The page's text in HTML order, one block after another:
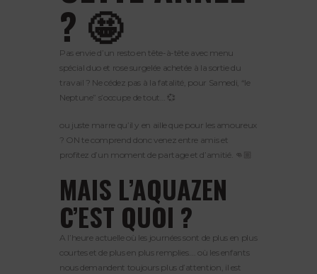
? 🤩
Pas envie d’un resto en tête-à-tête avec menu
spécial duo et rose surgelée achetée à la sortie du
travail ? Ne cédez pas à la fatalité, pour Samedi, “le
Neptune” s’occupe de tout… 💞
ou juste marre qu’il y en aille que pour les amoureux
? ON te comprend donc venez entre amis et
profitez d’un moment de partage et d’amitié. 👊🏼
MAIS L’AQUAZEN
C’EST QUOI ?
A l’heure actuelle où les journées sont de plus en plus
courtes et de plus en plus remplies…. où les enfants
nous demandent toujours plus d’attention, il est